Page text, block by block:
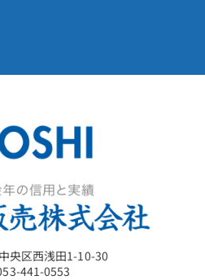
央区西浅田1-10-30
441-0553